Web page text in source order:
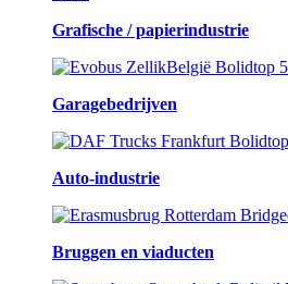
Grafische / papierindustrie
Garagebedrijven
Auto-industrie
Bruggen en viaducten